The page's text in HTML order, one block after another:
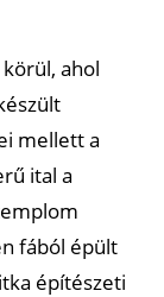
ahol
mellett a
ital a
fából épült
építészeti